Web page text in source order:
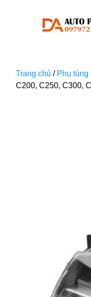
Trang chủ / Phụ
C200, C250, C300,